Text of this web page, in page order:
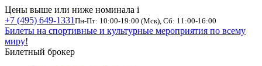
Цены выше или ниже номинала i
+7 (495) 649-1331 Пн-Пт: 10:00-19:00 (Мск), Сб: 11:00-16:00
Билеты на спортивные и культурные мероприятия по всему
миру!
Билетный брокер